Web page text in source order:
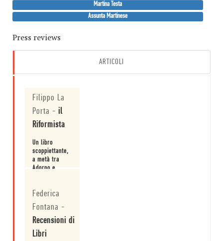
Martina Testa
Assunta Martinese
Press reviews
ARTICOLI
Filippo La
Porta - il
Riformista
Un libro
scoppiettante,
a metà tra
Adorno e
della società e
gusto della
battuta.
Federica
Fontana -
Recensioni di
Libri